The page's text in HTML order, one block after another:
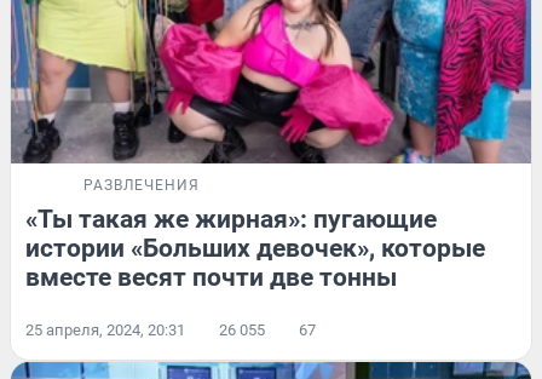
РАЗВЛЕЧЕНИЯ
«Ты такая же жирная»: пугающие
истории «Больших девочек», которые
вместе весят почти две тонны
25 апреля, 2024, 20:31 26 055 67